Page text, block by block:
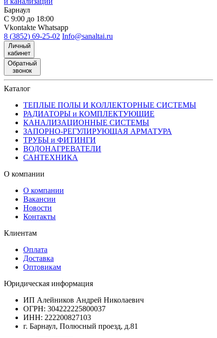
Барнаул
С 9:00 до 18:00
Vkontakte Whatsapp
8 (3852) 69-25-02 Info@sanaltai.ru
Личный
кабинет
Обратный
звонок
Каталог
ТЕПЛЫЕ ПОЛЫ И КОЛЛЕКТОРНЫЕ СИСТЕМЫ
РАДИАТОРЫ и КОМПЛЕКТУЮЩИЕ
КАНАЛИЗАЦИОННЫЕ СИСТЕМЫ
ЗАПОРНО-РЕГУЛИРУЮЩАЯ АРМАТУРА
ТРУБЫ и ФИТИНГИ
ВОДОНАГРЕВАТЕЛИ
САНТЕХНИКА
О компании
О компании
Вакансии
Новости
Контакты
Клиентам
Оплата
Доставка
Оптовикам
Юридическая информация
ИП Алейников Андрей Николаевич
ОГРН: 304222225800037
ИНН: 222200827103
г. Барнаул, Полюсный проезд, д.81